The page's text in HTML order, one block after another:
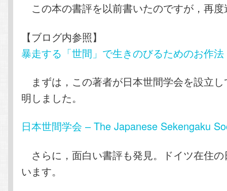
この本の書評を以前書いたのですが，再
【ブログ内参照】
暴走する「世間」で生きのびるためのお作法
まずは，この著者が日本世間学会を設立
明しました。
日本世間学会 – The Japanese Sekengaku
さらに，面白い書評も発見。ドイツ在住
います。